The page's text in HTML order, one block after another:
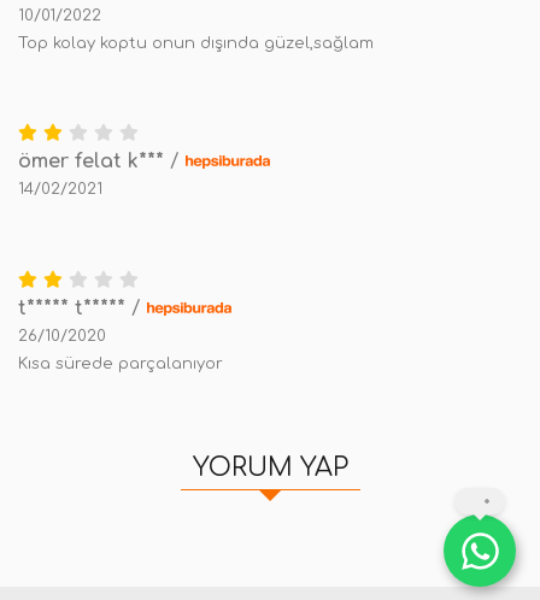
10/01/2022
Top kolay koptu onun dışında güzel,sağlam
ömer felat k*** /
14/02/2021
t***** t***** /
26/10/2020
Kısa sürede parçalanıyor
YORUM YAP